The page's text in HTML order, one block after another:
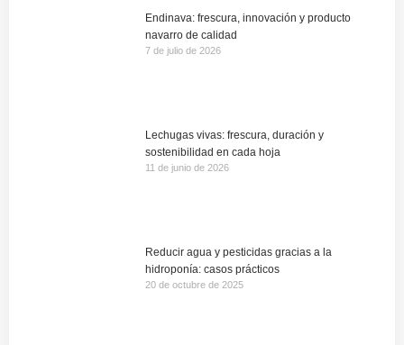
Endinava: frescura, innovación y producto
navarro de calidad
7 de julio de 2026
Lechugas vivas: frescura, duración y
sostenibilidad en cada hoja
11 de junio de 2026
Reducir agua y pesticidas gracias a la
hidroponía: casos prácticos
20 de octubre de 2025